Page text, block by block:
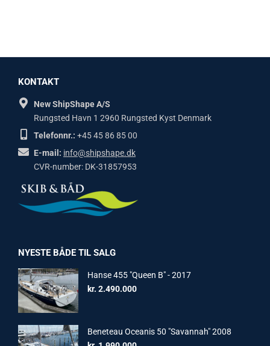
KONTAKT
New ShipShape A/S
Rungsted Havn 1 2960 Rungsted Kyst Denmark
Telefonnr.: +45 45 86 85 00
E-mail: info@shipshape.dk
CVR-number: DK-31857953
NYESTE BÅDE TIL SALG
Hanse 455 "Queen B" - 2017
kr. 2.490.000
Beneteau Oceanis 50 "Savannah" 2008